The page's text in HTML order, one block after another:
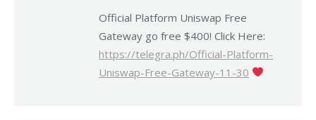
Official Platform Uniswap Free
Gateway go free $400! Click Here:
https://telegra.ph/Official-Platform-
Uniswap-Free-Gateway-11-30